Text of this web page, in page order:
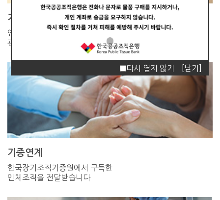
다시 열지 않기 [닫기]
기관소개
인체조직 이식재의 공적
관리기관입니다.
기증연계
한국장기조직기증원에서 구득한
인체조직을 전달받습니다